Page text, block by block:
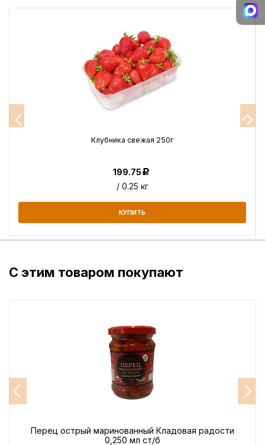
Клубника свежая 250г
199.75Р
/ 0.25 кг
КУПИТЬ
С этим товаром покупают
Перец острый маринованный Кладовая радости
0,250 мл ст/б